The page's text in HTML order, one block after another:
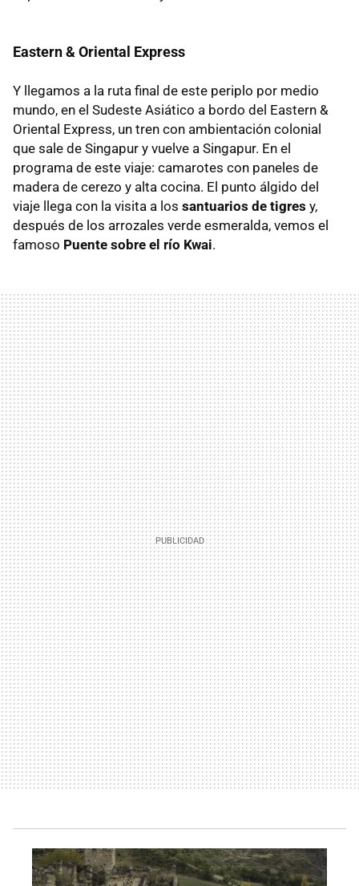
Eastern & Oriental Express
Y llegamos a la ruta final de este periplo por medio
mundo, en el Sudeste Asiático a bordo del Eastern &
Oriental Express, un tren con ambientación colonial
que sale de Singapur y vuelve a Singapur. En el
programa de este viaje: camarotes con paneles de
madera de cerezo y alta cocina. El punto álgido del
viaje llega con la visita a los santuarios de tigres y,
después de los arrozales verde esmeralda, vemos el
famoso Puente sobre el río Kwai.